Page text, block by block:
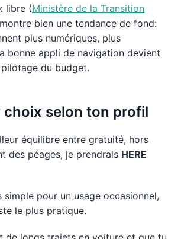
libre (Ministère de la Transition
bien une tendance de fond:
plus numériques, plus
bonne appli de navigation devient
du budget.
choix selon ton profil
équilibre entre gratuité, hors
des péages, je prendrais HERE
simple pour un usage occasionnel,
le plus pratique.